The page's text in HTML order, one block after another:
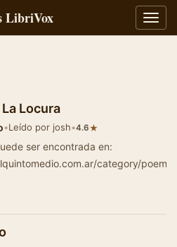
LibriVox
Locura
•Leído por josh•4.6★
ser encontrada en:
category/